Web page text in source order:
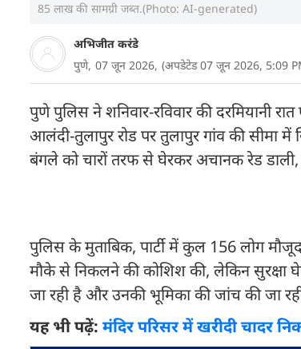
85 लाख की सामग्री जब्त.(Photo: AI-generated)
अभिजीत करंडे
पुणे, 07 जून 2026, (अपडेटेड 07 जून 2026, 5:09
पुणे पुलिस ने शनिवार-रविवार की दरमियानी
आलंदी-तुलापुर रोड पर तुलापुर गांव की सीमा
बंगले को चारों तरफ से घेरकर अचानक रेड
पुलिस के मुताबिक, पार्टी में कुल 156 लोग
मौके से निकलने की कोशिश की, लेकिन सुरक्षा
जा रही है और उनकी भूमिका की जांच की जा
यह भी पढ़ें: मंदिर परिसर में खरीदी चादर